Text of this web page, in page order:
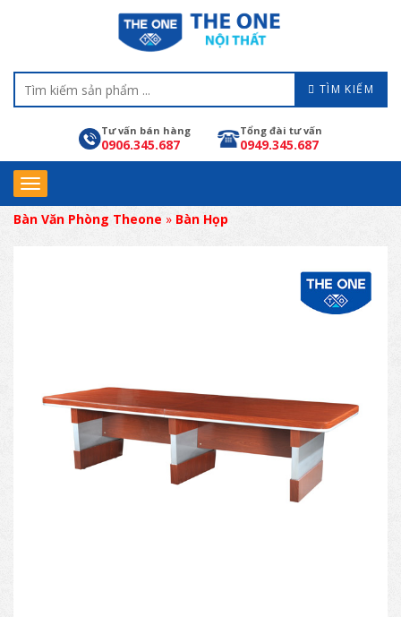
TÌM KIẾM
Tư vấn bán hàng
0906.345.687
Tổng đài tư vấn
0949.345.687
Bàn Văn Phòng Theone » Bàn Họp